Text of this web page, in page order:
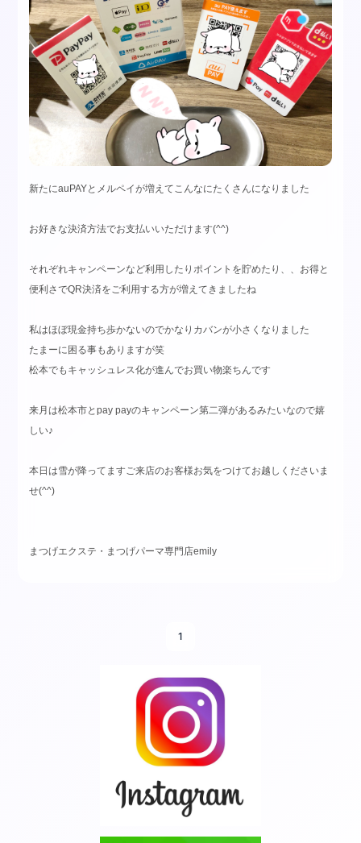
新たにauPAYとメルペイが増えてこんなにたくさんになりました
お好きな決済方法でお支払いいただけます(^^)
それぞれキャンペーンなど利用したりポイントを貯めたり、、お得と
便利さでQR決済をご利用する方が増えてきましたね
私はほぼ現金持ち歩かないのでかなりカバンが小さくなりました
たまーに困る事もありますが笑
松本でもキャッシュレス化が進んでお買い物楽ちんです
来月は松本市とpay payのキャンペーン第二弾があるみたいなので嬉
しい♪
本日は雪が降ってますご来店のお客様お気をつけてお越しくださいま
せ(^^)
まつげエクステ・まつげパーマ専門店emily
1